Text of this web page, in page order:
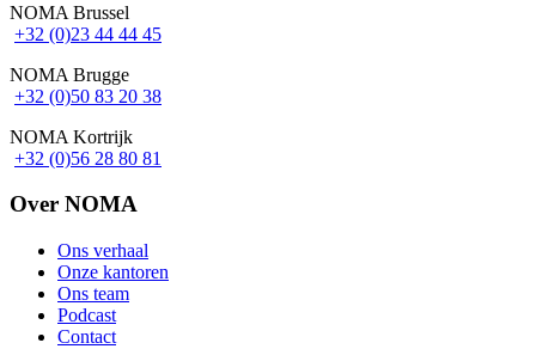
NOMA Brussel
+32 (0)23 44 44 45
NOMA Brugge
+32 (0)50 83 20 38
NOMA Kortrijk
+32 (0)56 28 80 81
Over NOMA
Footer
Ons verhaal
Onze kantoren
Ons team
Podcast
Contact